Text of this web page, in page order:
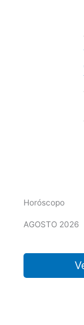
Horóscopo
AGOSTO 2026